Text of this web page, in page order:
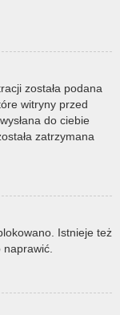
została podana
witryny przed
do ciebie
zatrzymana
Istnieje też
naprawić.